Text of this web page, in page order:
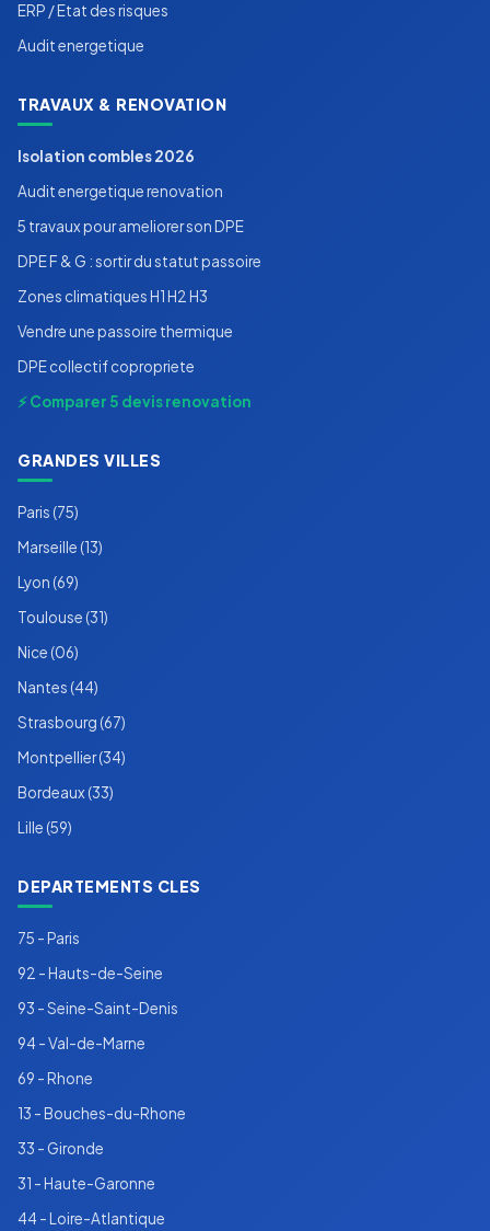
ERP / Etat des risques
Audit energetique
TRAVAUX & RENOVATION
Isolation combles 2026
Audit energetique renovation
5 travaux pour ameliorer son DPE
DPE F & G : sortir du statut passoire
Zones climatiques H1 H2 H3
Vendre une passoire thermique
DPE collectif copropriete
⚡ Comparer 5 devis renovation
GRANDES VILLES
Paris (75)
Marseille (13)
Lyon (69)
Toulouse (31)
Nice (06)
Nantes (44)
Strasbourg (67)
Montpellier (34)
Bordeaux (33)
Lille (59)
DEPARTEMENTS CLES
75 - Paris
92 - Hauts-de-Seine
93 - Seine-Saint-Denis
94 - Val-de-Marne
69 - Rhone
13 - Bouches-du-Rhone
33 - Gironde
31 - Haute-Garonne
44 - Loire-Atlantique